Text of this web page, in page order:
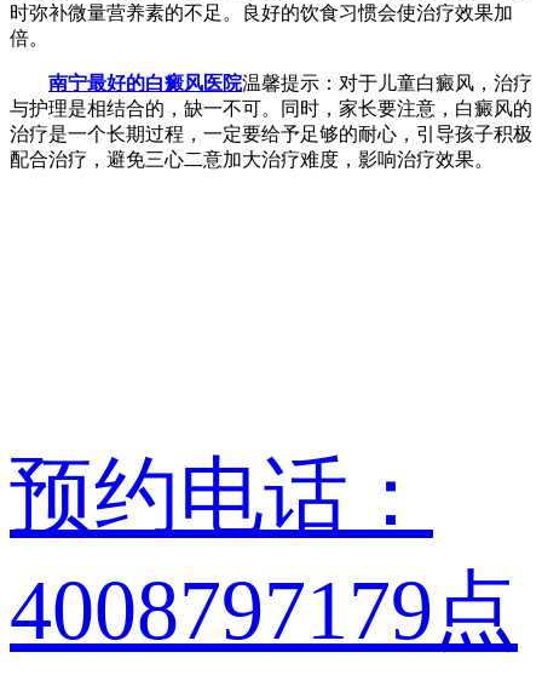
时弥补微量营养素的不足。良好的饮食习惯会使治疗效果加
倍。
南宁最好的白癜风医院温馨提示：对于儿童白癜风，治疗
与护理是相结合的，缺一不可。同时，家长要注意，白癜风的
治疗是一个长期过程，一定要给予足够的耐心，引导孩子积极
配合治疗，避免三心二意加大治疗难度，影响治疗效果。
预约电话：
4008797179点